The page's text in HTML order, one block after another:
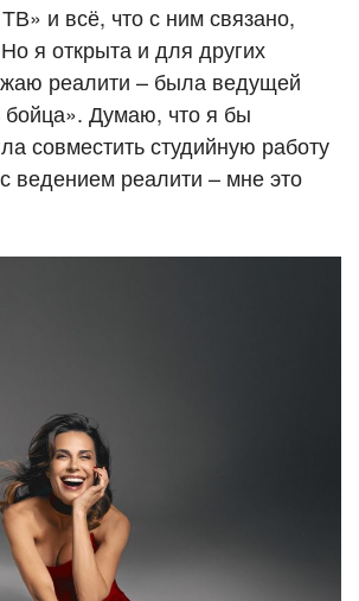
и всё, что с ним связано,
я открыта и для других
реалити – была ведущей
бойца». Думаю, что я бы
совместить студийную работу
ведением реалити – мне это